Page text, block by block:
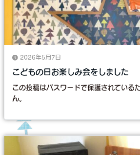
2026年5月7日
こどもの日お楽しみ会をしました
この投稿はパスワードで保護されている
ん。